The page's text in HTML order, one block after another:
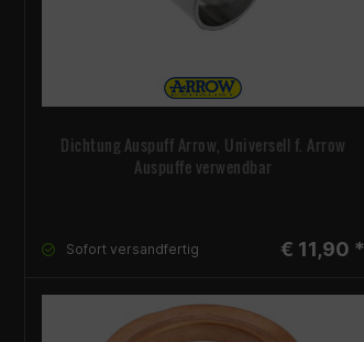
Dichtung Auspuff Arrow, Universell f. Arrow
Auspuffe verwendbar
Sofort versandfertig € 11,90 *